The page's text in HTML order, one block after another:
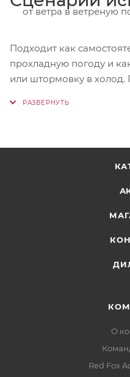
от ветра в ветреную
Подходит как
прохладную погоду и
или штормовку в холод.
О
Red Fox